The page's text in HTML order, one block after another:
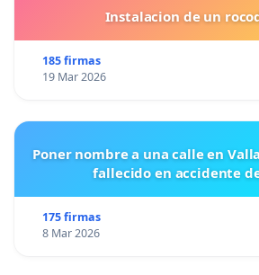
Instalacion de un
185 firmas
19 Mar 2026
Poner nombre a una calle en
fallecido en accidente
175 firmas
8 Mar 2026